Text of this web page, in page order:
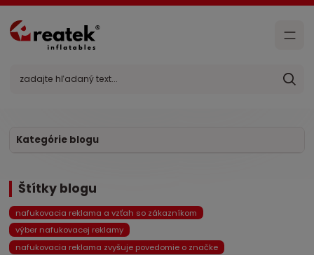
Kategórie blogu
Štítky blogu
nafukovacia reklama a vzťah so zákazníkom
výber nafukovacej reklamy
nafukovacia reklama zvyšuje povedomie o značke